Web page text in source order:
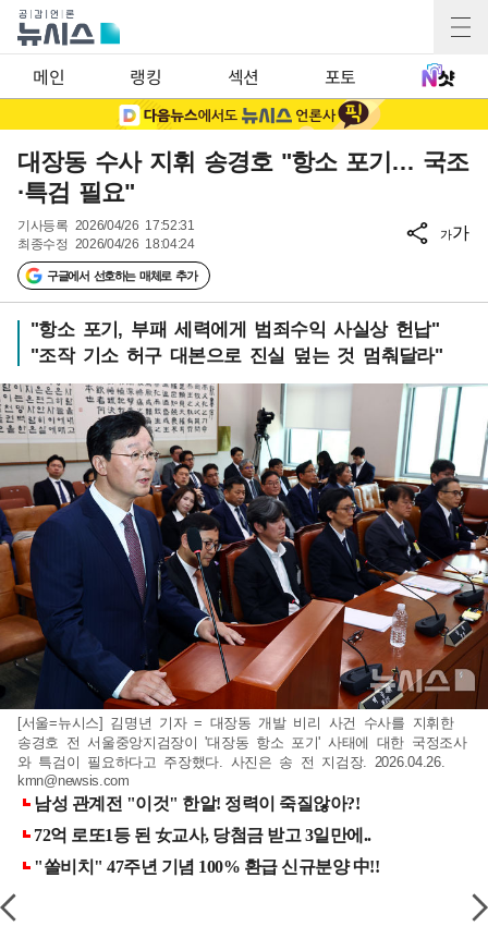
메인 랭킹 섹션 포토
대장동 수사 지휘 송경호 "항소 포기… 국조
·특검 필요"
기사등록 2026/04/26 17:52:31
최종수정 2026/04/26 18:04:24
구글에서 선호하는 매체로 추가
가가
"항소 포기, 부패 세력에게 범죄수익 사실상 헌납"
"조작 기소 허구 대본으로 진실 덮는 것 멈춰달라"
[서울=뉴시스] 김명년 기자 = 대장동 개발 비리 사건 수사를 지휘한
송경호 전 서울중앙지검장이 '대장동 항소 포기' 사태에 대한 국정조사
와 특검이 필요하다고 주장했다. 사진은 송 전 지검장. 2026.04.26.
kmn@newsis.com